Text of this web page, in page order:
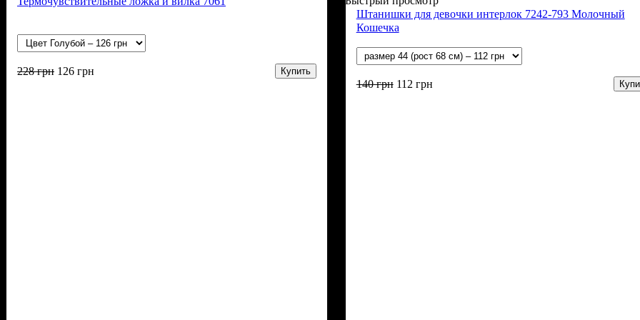
228грн 126 грн Купить
Штанишки для девочки интерлок 7242-793 Молочный
Кошечка
140грн 112 грн